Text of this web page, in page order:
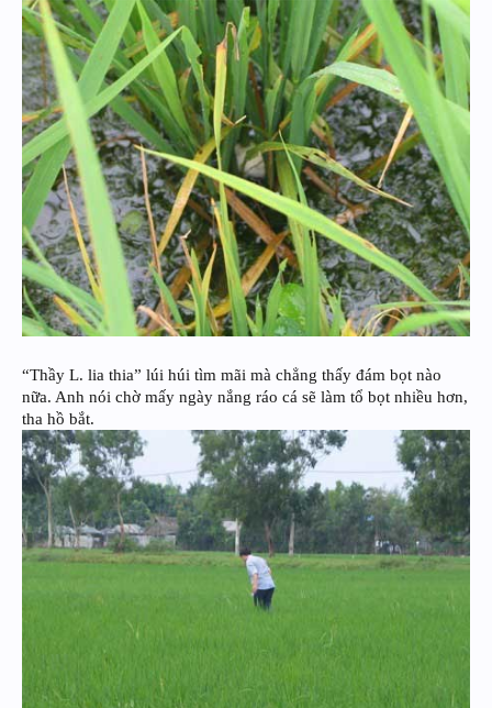
“Thầy L. lia thia” lúi húi tìm mãi mà chẳng thấy đám bọt nào
nữa. Anh nói chờ mấy ngày nắng ráo cá sẽ làm tổ bọt nhiều hơn,
tha hồ bắt.